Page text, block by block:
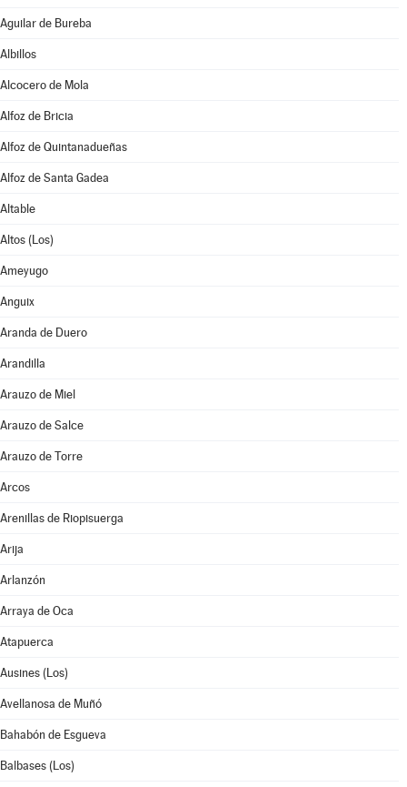
Aguilar de Bureba
Albillos
Alcocero de Mola
Alfoz de Bricia
Alfoz de Quintanadueñas
Alfoz de Santa Gadea
Altable
Altos (Los)
Ameyugo
Anguix
Aranda de Duero
Arandilla
Arauzo de Miel
Arauzo de Salce
Arauzo de Torre
Arcos
Arenillas de Riopisuerga
Arija
Arlanzón
Arraya de Oca
Atapuerca
Ausines (Los)
Avellanosa de Muñó
Bahabón de Esgueva
Balbases (Los)